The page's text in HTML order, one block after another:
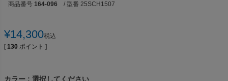
商品番号 164-096 / 型番 25SCH1507
¥14,300税込
[ 130 ポイント ]
カラー 選択してください